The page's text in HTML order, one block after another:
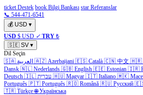
ticket Destek book Bilgi Bankası star Referanslar
📞 544-471-6541
💰 USD ▾
USD $ USD ✓ TRY ₺
🇸🇪 SV ▾
Dil Seçin
🇸🇦 العربية 🇦🇿 Azerbaijani 🇪🇸 Català 🇨🇳 中文 🇭🇷
Dansk 🇳🇱 Nederlands 🇬🇧 English 🇪🇪 Estonian 🇮🇷
Deutsch 🇮🇱 עברית 🇭🇺 Magyar 🇮🇹 Italiano 🇲🇰
Português 🇵🇹 Português 🇷🇴 Română 🇷🇺 Русский
🇹🇷 Türkçe 🌐 Українська